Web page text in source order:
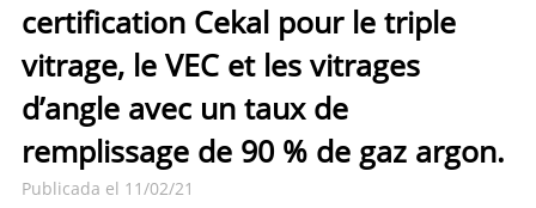
certification Cekal pour le triple
vitrage, le VEC et les vitrages
d’angle avec un taux de
remplissage de 90 % de gaz argon.
Publicada el 11/02/21